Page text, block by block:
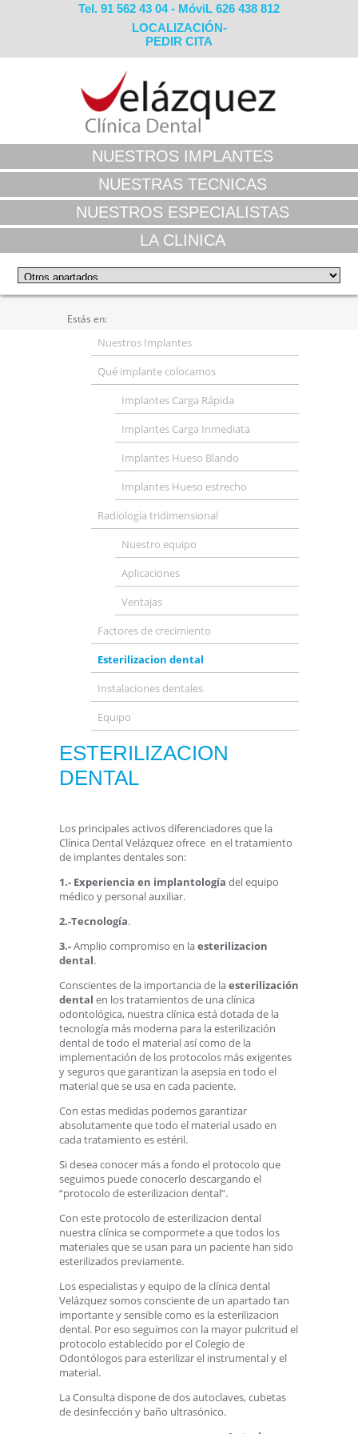
Tel. 91 562 43 04 - MóviL 626 438 812
LOCALIZACIÓN-
PEDIR CITA
NUESTROS IMPLANTES
NUESTRAS TECNICAS
NUESTROS ESPECIALISTAS
LA CLINICA
Estás en:
Nuestros Implantes
Qué implante colocamos
Implantes Carga Rápida
Implantes Carga Inmediata
Implantes Hueso Blando
Implantes Hueso estrecho
Radiología tridimensional
Nuestro equipo
Aplicaciones
Ventajas
Factores de crecimiento
Esterilizacion dental
Instalaciones dentales
Equipo
ESTERILIZACION
DENTAL
Los principales activos diferenciadores que la
Clínica Dental Velázquez ofrece en el tratamiento
de implantes dentales son:
1.- Experiencia en implantología del equipo
médico y personal auxiliar.
2.-Tecnología.
3.-Amplio compromiso en laesterilizacion
dental.
Conscientes de la importancia de laesterilización
dental en los tratamientos de una clínica
odontológica, nuestra clínica está dotada de la
tecnología más moderna para la esterilización
dental de todo el material así como de la
implementación de los protocolos más exigentes
y seguros que garantizan la asepsia en todo el
material que se usa en cada paciente.
Con estas medidas podemos garantizar
absolutamente que todo el material usado en
cada tratamiento es estéril.
Si desea conocer más a fondo el protocolo que
seguimos puede conocerlo descargando el
“protocolo de esterilizacion dental”.
Con este protocolo de esterilizacion dental
nuestra clínica se compormete a que todos los
materiales que se usan para un paciente han sido
esterilizados previamente.
Los especialistas y equipo de la clínica dental
Velázquez somos consciente de un apartado tan
importante y sensible como es la esterilizacion
dental. Por eso seguimos con la mayor pulcritud el
protocolo establecido por el Colegio de
Odontólogos para esterilizar el instrumental y el
material.
La Consulta dispone de dos autoclaves, cubetas
de desinfección y baño ultrasónico.